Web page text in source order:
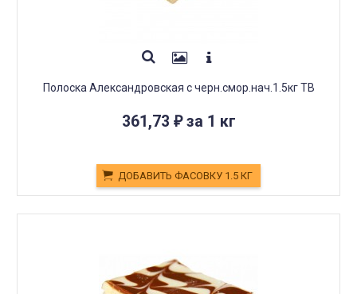
Полоска Александровская с черн.смор.нач.1.5кг ТВ
361,73 ₽за 1 кг
ДОБАВИТЬ ФАСОВКУ 1.5 КГ